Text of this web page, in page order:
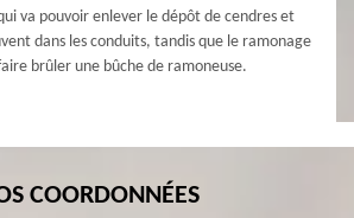
va pouvoir enlever le dépôt de cendres et
dans les conduits, tandis que le ramonage
brûler une bûche de ramoneuse.
COORDONNÉES